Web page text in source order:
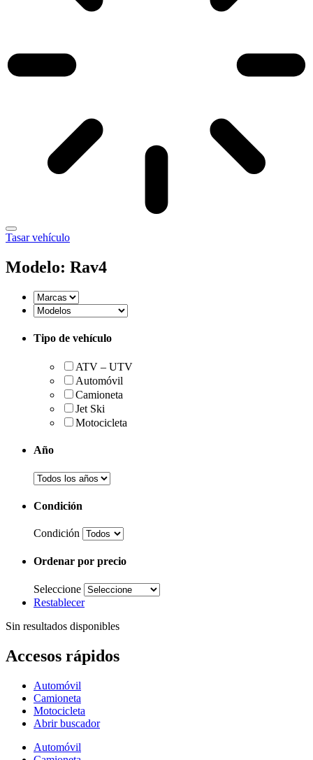
Tasar vehículo
Modelo: Rav4
Tipo de vehículo
ATV – UTV
Automóvil
Camioneta
Jet Ski
Motocicleta
Año
Condición
Condición
Ordenar por precio
Seleccione
Restablecer
Sin resultados disponibles
Accesos rápidos
Automóvil
Camioneta
Motocicleta
Abrir buscador
Automóvil